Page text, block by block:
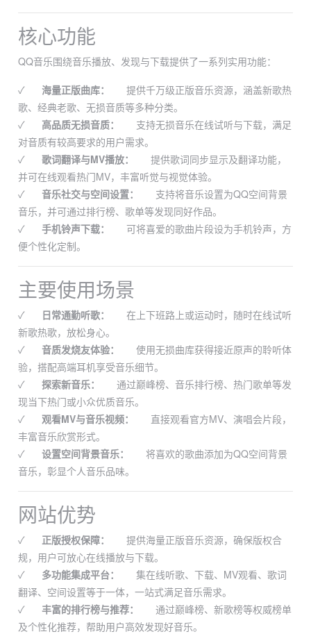
核心功能
QQ音乐围绕音乐播放、发现与下载提供了一系列实用功能：
✓ 海量正版曲库：
提供千万级正版音乐资源，涵盖新歌热
歌、经典老歌、无损音质等多种分类。
✓
高品质无损音质：
支持无损音乐在线试听与下载，满足
对音质有较高要求的用户需求。
✓
歌词翻译与MV播放：
提供歌词同步显示及翻译功能，
并可在线观看热门MV，丰富听觉与视觉体验。
✓
音乐社交与空间设置：
支持将音乐设置为QQ空间背景
音乐，并可通过排行榜、歌单等发现同好作品。
✓
手机铃声下载：
可将喜爱的歌曲片段设为手机铃声，方
便个性化定制。
主要使用场景
✓ 日常通勤听歌：
在上下班路上或运动时，随时在线试听
新歌热歌，放松身心。
✓
音质发烧友体验：
使用无损曲库获得接近原声的聆听体
验，搭配高端耳机享受音乐细节。
✓
探索新音乐：
通过巅峰榜、音乐排行榜、热门歌单等发
现当下热门或小众优质音乐。
✓
观看MV与音乐视频：
直接观看官方MV、演唱会片段，
丰富音乐欣赏形式。
✓
设置空间背景音乐：
将喜欢的歌曲添加为QQ空间背景
音乐，彰显个人音乐品味。
网站优势
✓ 正版授权保障：
提供海量正版音乐资源，确保版权合
规，用户可放心在线播放与下载。
✓
多功能集成平台：
集在线听歌、下载、MV观看、歌词
翻译、空间设置等于一体，一站式满足音乐需求。
✓
丰富的排行榜与推荐：
通过巅峰榜、新歌榜等权威榜单
及个性化推荐，帮助用户高效发现好音乐。